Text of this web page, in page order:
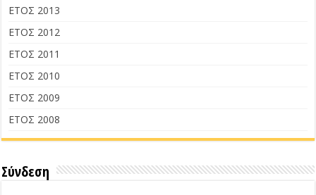
ΕΤΟΣ 2013
ΕΤΟΣ 2012
ΕΤΟΣ 2011
ΕΤΟΣ 2010
ΕΤΟΣ 2009
ΕΤΟΣ 2008
Σύνδεση